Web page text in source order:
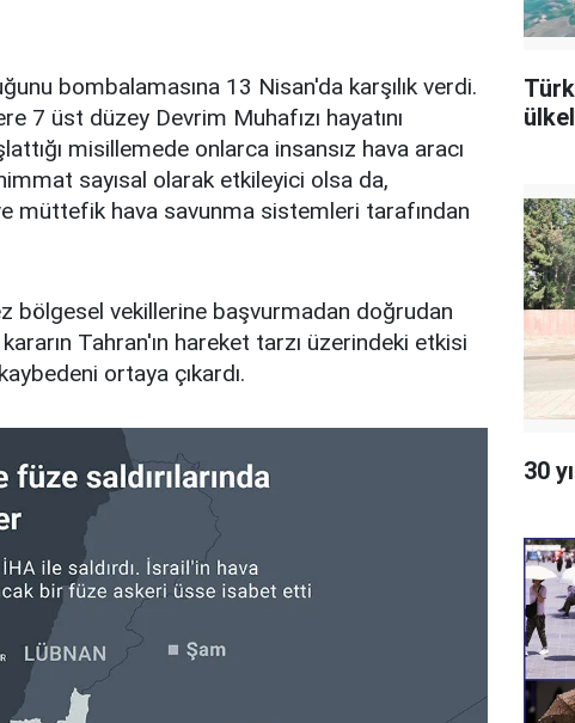
bombalamasına 13 Nisan'da karşılık verdi.
7 üst düzey Devrim Muhafızı hayatını
misillemede onlarca insansız hava aracı
sayısal olarak etkileyici olsa da,
müttefik hava savunma sistemleri tarafından
bölgesel vekillerine başvurmadan doğrudan
Tahran'ın hareket tarzı üzerindeki etkisi
ortaya çıkardı.
30